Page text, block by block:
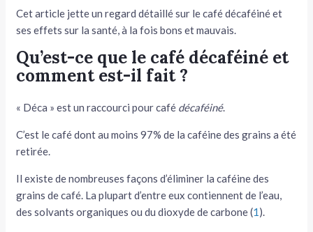
Cet article jette un regard détaillé sur le café décaféiné et
ses effets sur la santé, à la fois bons et mauvais.
Qu’est-ce que le café décaféiné et
comment est-il fait ?
« Déca » est un raccourci pour café décaféiné.
C’est le café dont au moins 97% de la caféine des grains a été
retirée.
Il existe de nombreuses façons d’éliminer la caféine des
grains de café. La plupart d’entre eux contiennent de l’eau,
des solvants organiques ou du dioxyde de carbone (1).